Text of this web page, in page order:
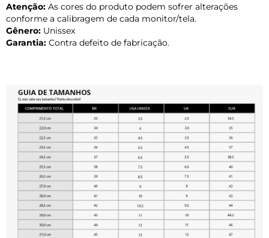
Atenção: As cores do produto podem sofrer alterações
conforme a calibragem de cada monitor/tela.
Gênero: Unissex
Garantia: Contra defeito de fabricação.